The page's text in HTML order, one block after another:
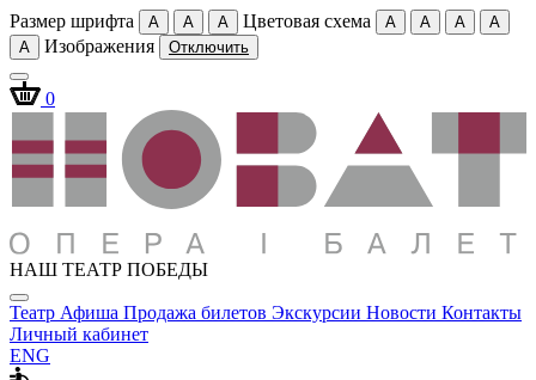
Размер шрифта A A A Цветовая схема A A A
A
A
Изображения Отключить
0
НАШ ТЕАТР ПОБЕДЫ
Театр Афиша Продажа билетов Экскурсии Новости Контакты
Личный кабинет
ENG